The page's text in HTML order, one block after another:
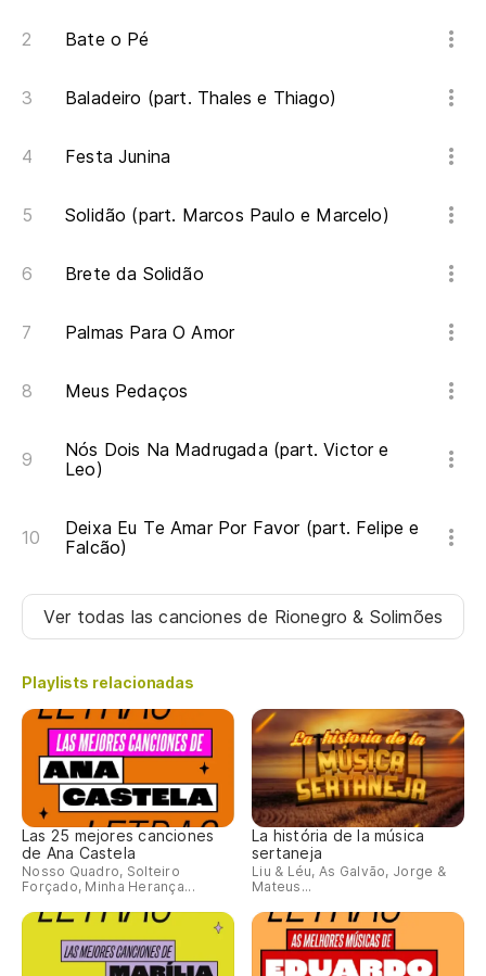
Bate o Pé
Baladeiro (part. Thales e Thiago)
Festa Junina
Solidão (part. Marcos Paulo e Marcelo)
Brete da Solidão
Palmas Para O Amor
Meus Pedaços
Nós Dois Na Madrugada (part. Victor e
Leo)
Deixa Eu Te Amar Por Favor (part. Felipe e
Falcão)
Ver todas las cancionesde Rionegro & Solimões
Playlists relacionadas
Las 25 mejores canciones
de Ana Castela
Nosso Quadro, Solteiro
Forçado, Minha Herança...
La história de la música
sertaneja
Liu & Léu, As Galvão, Jorge &
Mateus...